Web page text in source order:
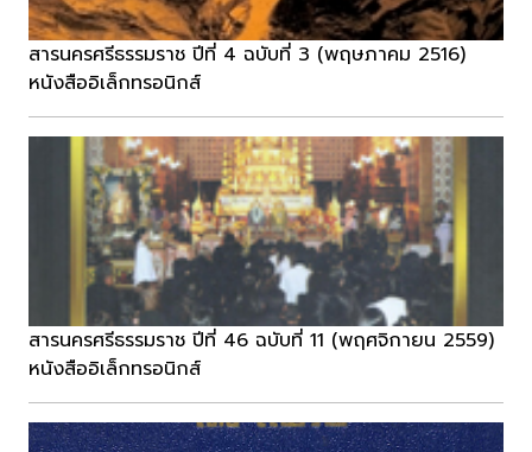
สารนครศรีธรรมราช ปีที่ 4 ฉบับที่ 3 (พฤษภาคม 2516)
หนังสืออิเล็กทรอนิกส์
สารนครศรีธรรมราช ปีที่ 46 ฉบับที่ 11 (พฤศจิกายน 2559)
หนังสืออิเล็กทรอนิกส์